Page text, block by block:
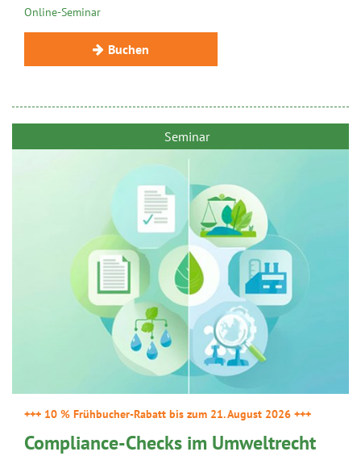
Online-Seminar
Buchen
Seminar
+++ 10 % Frühbucher-Rabatt bis zum 21. August 2026 +++
Compliance-Checks im Umweltrecht